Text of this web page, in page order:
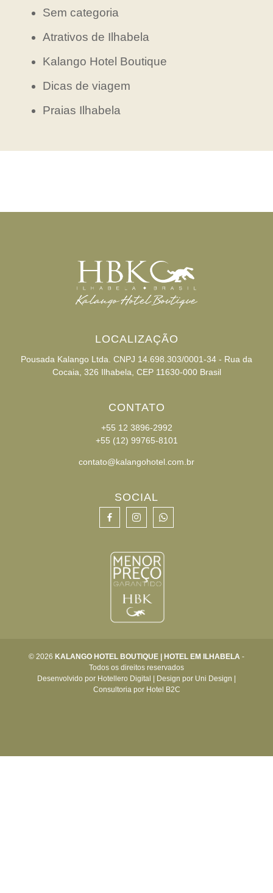
Sem categoria
Atrativos de Ilhabela
Kalango Hotel Boutique
Dicas de viagem
Praias Ilhabela
LOCALIZAÇÃO
Pousada Kalango Ltda. CNPJ 14.698.303/0001-34 - Rua da
Cocaia, 326 Ilhabela, CEP 11630-000 Brasil
CONTATO
+55 12 3896-2992
+55 (12) 99765-8101
contato@kalangohotel.com.br
SOCIAL
© 2026 KALANGO HOTEL BOUTIQUE | HOTEL EM ILHABELA -
Todos os direitos reservados
Desenvolvido por Hotellero Digital Design por Uni Design
Consultoria por Hotel B2C